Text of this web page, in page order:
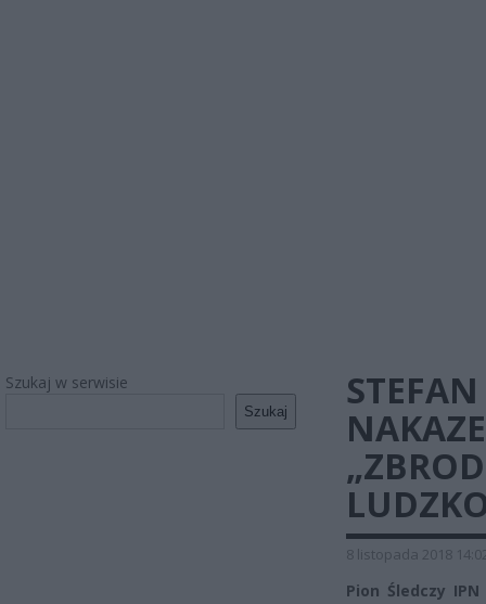
Szukaj w serwisie
Szukaj
8 listopada 2018
Pion Śledczy